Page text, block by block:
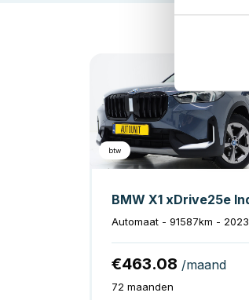
btw
Automaat - 91587km - 2023
€463.08 /maand
72 maanden